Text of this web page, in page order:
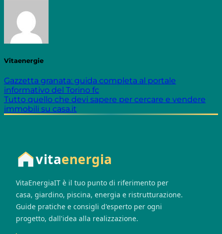
Vitaenergie
Gazzetta granata: guida completa al portale
informativo del Torino fc
Tutto quello che devi sapere per cercare e vendere
immobili su casa.it
vitaenergia
VitaEnergiaIT è il tuo punto di riferimento per
casa, giardino, piscina, energia e ristrutturazione.
Guide pratiche e consigli d'esperto per ogni
progetto, dall'idea alla realizzazione.